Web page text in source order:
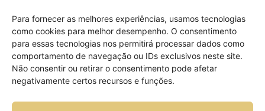
Para fornecer as melhores experiências, usamos tecnologias
como cookies para melhor desempenho. O consentimento
para essas tecnologias nos permitirá processar dados como
comportamento de navegação ou IDs exclusivos neste site.
Não consentir ou retirar o consentimento pode afetar
negativamente certos recursos e funções.
(61) 3366-5000
contato@willertomaz.adv.br
QI 1 Conjunto 4 Casa 25 – Lago Sul,